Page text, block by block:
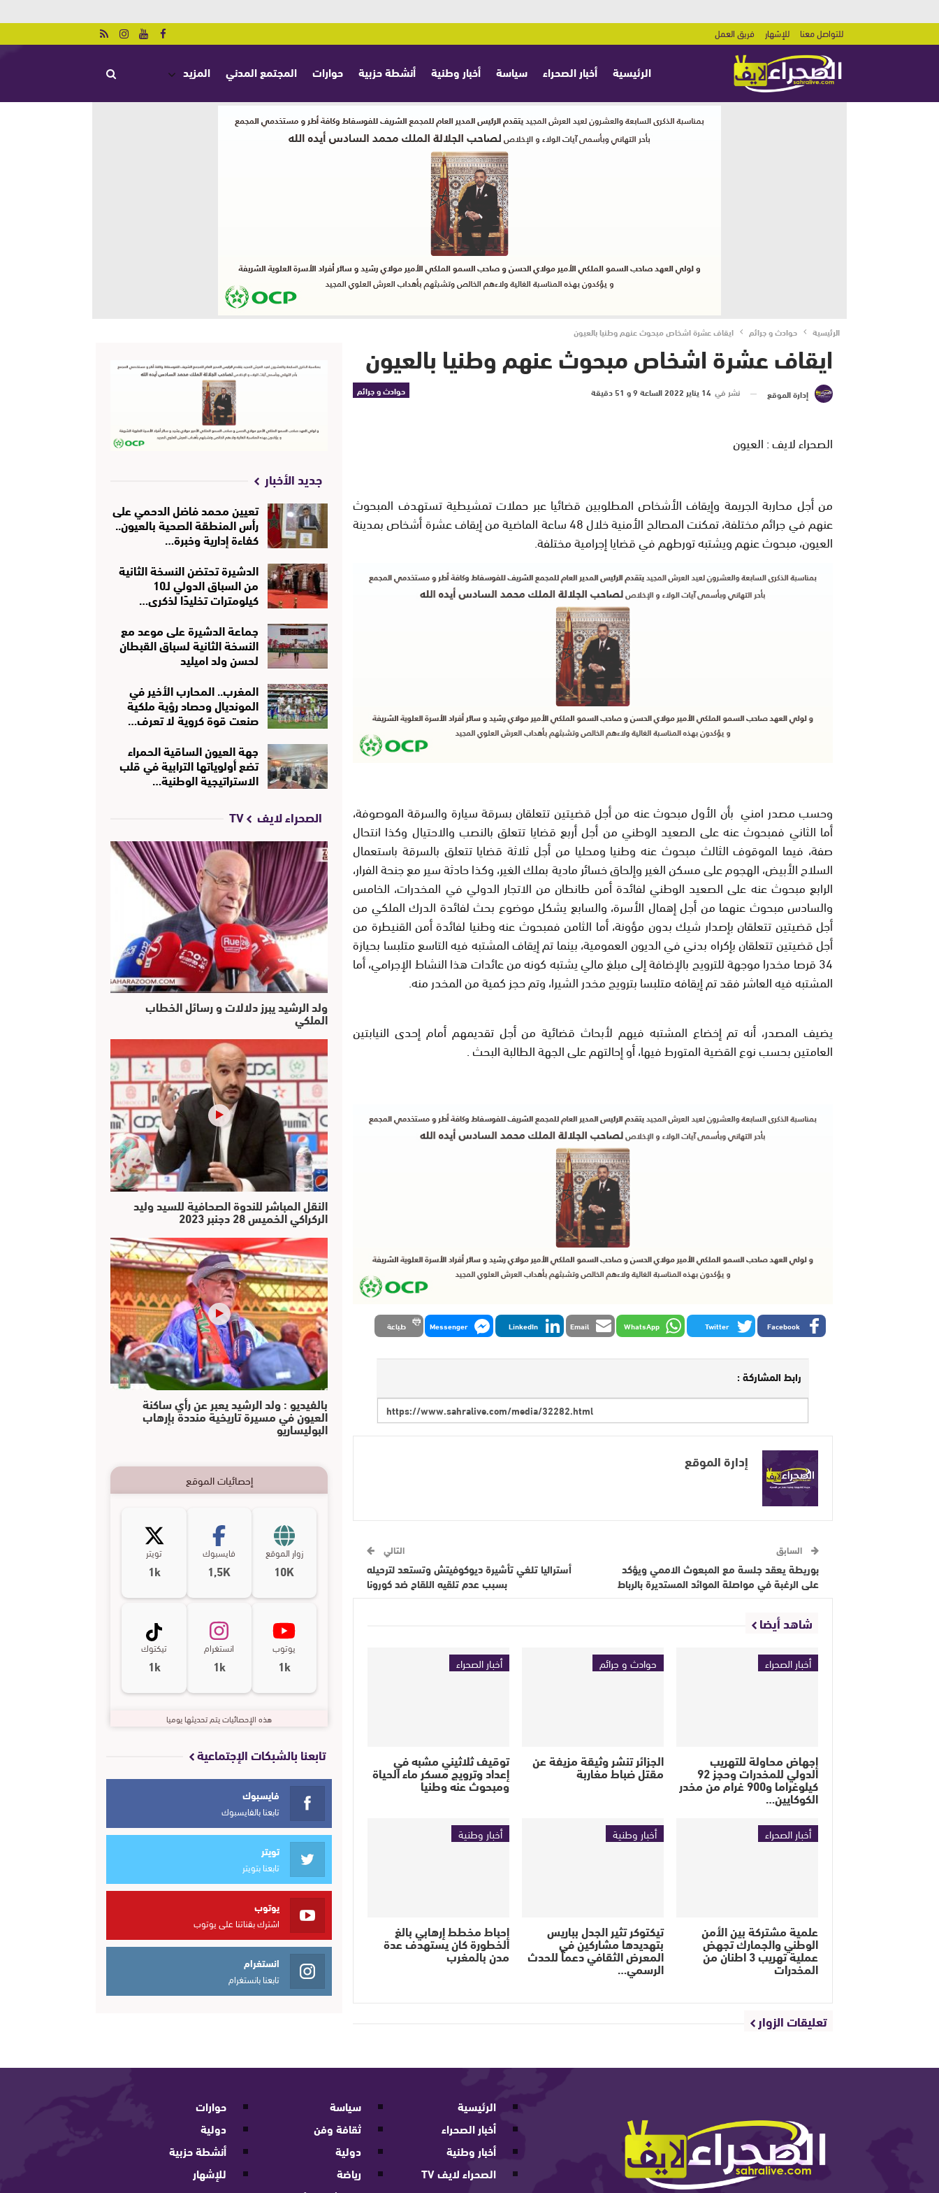
للتواصل معنا للإشهار فريق العمل
الرئيسية أخبار الصحراء سياسة أخبار وطنية أنشطة حزبية حوارات المجتمع المدني المزيد
الرئيسية حوادث و جرائم ايقاف عشرة اشخاص مبحوث عنهم وطنيا بالعيون
ايقاف عشرة اشخاص مبحوث عنهم وطنيا بالعيون
حوادث و جرائم إدارة الموقع نشر في 14 يناير 2022 الساعة 9 و 51 دقيقة
الصحراء لايف : العيون
من أجل محاربة الجريمة وإيقاف الأشخاص المطلوبين قضائيا عبر حملات تمشيطية تستهدف المبحوث
عنهم في جرائم مختلفة، تمكنت المصالح الأمنية خلال 48 ساعة الماضية من إيقاف عشرة أشخاص بمدينة
العيون، مبحوث عنهم ويشتبه تورطهم في قضايا إجرامية مختلفة.
وحسب مصدر امني بأن الأول مبحوث عنه من أجل قضيتين تتعلقان بسرقة سيارة والسرقة الموصوفة،
أما الثاني فمبحوث عنه على الصعيد الوطني من أجل أربع قضايا تتعلق بالنصب والاحتيال وكذا انتحال
صفة، فيما الموقوف الثالث مبحوث عنه وطنيا ومحليا من أجل ثلاثة قضايا تتعلق بالسرقة باستعمال
السلاح الأبيض، الهجوم على مسكن الغير وإلحاق خسائر مادية بملك الغير، وكذا حادثة سير مع جنحة الفرار،
الرابع مبحوث عنه على الصعيد الوطني لفائدة أمن طانطان من الاتجار الدولي في المخدرات، الخامس
والسادس مبحوث عنهما من أجل إهمال الأسرة، والسابع يشكل موضوع بحث لفائدة الدرك الملكي من
أجل قضيتين تتعلقان بإصدار شيك بدون مؤونة، أما الثامن فمبحوث عنه وطنيا لفائدة أمن القنيطرة من
أجل قضيتين تتعلقان بإكراه بدني في الديون العمومية، بينما تم إيقاف المشتبه فيه التاسع متلبسا بحيازة
34 قرصا مخدرا موجهة للترويج بالإضافة إلى مبلغ مالي يشتبه كونه من عائدات هذا النشاط الإجرامي، أما
المشتبه فيه العاشر فقد تم إيقافه متلبسا بترويج مخدر الشيرا، وتم حجز كمية من المخدر منه.
يضيف المصدر، أنه تم إخضاع المشتبه فيهم لأبحاث قضائية من أجل تقديمهم أمام إحدى النيابتين
العامتين بحسب نوع القضية المتورط فيها، أو إحالتهم على الجهة الطالبة البحث .
Facebook
Twitter
WhatsApp
Email
LinkedIn
Messenger طباعة
رابط المشاركة :
إدارة الموقع
السابق
بوريطة يعقد جلسة مع المبعوث الاممي ويؤكد
على الرغبة في مواصلة الموائد المستديرة بالرباط
التالي
أستراليا تلغي تأشيرة ديوكوفيتش وتستعد لترحيله
بسبب عدم تلقيه اللقاح ضد كورونا
شاهد أيضا
أخبار الصحراء
إجهاض محاولة للتهريب
الدولي للمخدرات وحجز 92
كيلوغراما و900 غرام من مخدر
الكوكايين…
حوادث و جرائم
الجزائر تنشر وثيقة مزيفة عن
مقتل ضباط مغاربة
أخبار الصحراء
توقيف ثلاثيني مشبه في
إعداد وترويج مسكر ماء الحياة
ومبحوث عنه وطنيا
أخبار الصحراء
علمية مشتركة بين الأمن
الوطني والجمارك تجهض
عملية تهريب 3 اطنان من
المخدرات
أخبار وطنية
تيكتوكر تثير الجدل بباريس
بتهديدها مشاركين في
المعرض الثقافي دعماً للحدث
الرسمي…
أخبار وطنية
إحباط مخطط إرهابي بالغ
الخطورة كان يستهدف عدة
مدن بالمغرب
تعليقات الزوار
جديد الأخبار
تعيين محمد فاضل الدحمي على
رأس المنطقة الصحية بالعيون..
كفاءة إدارية وخبرة…
الدشيرة تحتضن النسخة الثانية
من السباق الدولي لـ10
كيلومترات تخليدًا لذكرى…
جماعة الدشيرة على موعد مع
النسخة الثانية لسباق القبطان
لحسن ولد اميليد
المغرب.. المحارب الأخير في
المونديال وحصاد رؤية ملكية
صنعت قوة كروية لا تعرف…
جهة العيون الساقية الحمراء
تضع أولوياتها الترابية في قلب
الاستراتيجية الوطنية…
الصحراء لايف TV
ولد الرشيد يبرز دلالات و رسائل الخطاب
الملكي
النقل المباشر للندوة الصحافية للسيد وليد
الركراكي الخميس 28 دجنبر 2023
بالفيديو : ولد الرشيد يعبر عن رأي ساكنة
العيون في مسيرة تاريخية منددة بإرهاب
البوليساريو
إحصائيات الموقع
زوار الموقع
10K
فايسبوك
1,5K
تويتر
1k
يوتوب
1k
انستغرام
1k
تيكتوك
1k
هذه الإحصائيات يتم تحديثها يوميا
تابعنا بالشبكات الإجتماعية
فايسبوك
تابعنا بالفايسبوك
تويتر
تابعنا بتويتر
يوتوب
اشترك بقناتنا على يوتوب
انستغرام
تابعنا بانستغرام
الرئيسية
أخبار الصحراء
أخبار وطنية
الصحراء لايف TV
سياسة
ثقافة وفن
دولية
رياضة
حوارات
دولية
أنشطة حزبية
للإشهار